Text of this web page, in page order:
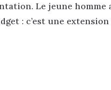
Le jeune homme
: c’est une